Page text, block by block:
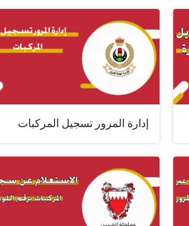
إدارة المرور تسجيل المركبات